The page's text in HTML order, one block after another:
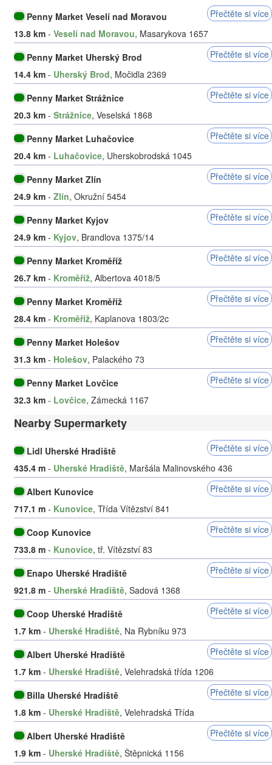
Penny Market Veselí nad Moravou
Přečtěte si více
13.8 km - Veselí nad Moravou, Masarykova 1657
Penny Market Uherský Brod
Přečtěte si více
14.4 km - Uherský Brod, Močidla 2369
Penny Market Strážnice
Přečtěte si více
20.3 km - Strážnice, Veselská 1868
Penny Market Luhačovice
Přečtěte si více
20.4 km - Luhačovice, Uherskobrodská 1045
Penny Market Zlín
Přečtěte si více
24.9 km - Zlín, Okružní 5454
Penny Market Kyjov
Přečtěte si více
24.9 km - Kyjov, Brandlova 1375/14
Penny Market Kroměříž
Přečtěte si více
26.7 km - Kroměříž, Albertova 4018/5
Penny Market Kroměříž
Přečtěte si více
28.4 km - Kroměříž, Kaplanova 1803/2c
Penny Market Holešov
Přečtěte si více
31.3 km - Holešov, Palackého 73
Penny Market Lovčice
Přečtěte si více
32.3 km - Lovčice, Zámecká 1167
Nearby Supermarkety
Lidl Uherské Hradiště
Přečtěte si více
435.4 m - Uherské Hradiště, Maršála Malinovského 436
Albert Kunovice
Přečtěte si více
717.1 m - Kunovice, Třída Vítězství 841
Coop Kunovice
Přečtěte si více
733.8 m - Kunovice, tř. Vítězství 83
Enapo Uherské Hradiště
Přečtěte si více
921.8 m - Uherské Hradiště, Sadová 1368
Coop Uherské Hradiště
Přečtěte si více
1.7 km - Uherské Hradiště, Na Rybníku 973
Albert Uherské Hradiště
Přečtěte si více
1.7 km - Uherské Hradiště, Velehradská třída 1206
Billa Uherské Hradiště
Přečtěte si více
1.8 km - Uherské Hradiště, Velehradská Třída
Albert Uherské Hradiště
Přečtěte si více
1.9 km - Uherské Hradiště, Štěpnická 1156